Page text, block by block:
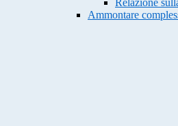
Relazione
Ammontare